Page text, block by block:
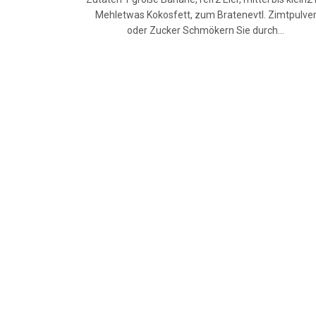
Mehletwas Kokosfett, zum Bratenevtl. Zimtpulver
oder Zucker Schmökern Sie durch…